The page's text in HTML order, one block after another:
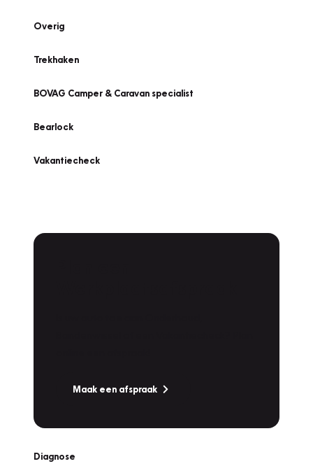
Overig
Trekhaken
BOVAG Camper & Caravan specialist
Bearlock
Vakantiecheck
Maak een afspraak
Diagnose